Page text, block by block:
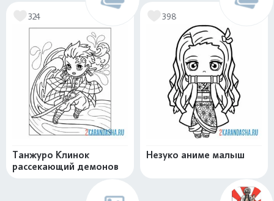
324
Танжуро Клинок
рассекающий демонов
398
Незуко аниме малыш